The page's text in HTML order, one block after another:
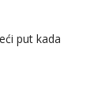
put kada